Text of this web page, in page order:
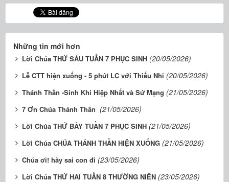
Những tin mới hơn
Lời Chúa THỨ SÁU TUẦN 7 PHỤC SINH (20/05/2026)
Lễ CTT hiện xuống - 5 phút LC với Thiếu Nhi (20/05/2026)
Thánh Thần -Sinh Khí Hiệp Nhất và Sứ Mạng (21/05/2026)
7 Ơn Chúa Thánh Thần (21/05/2026)
Lời Chúa THỨ BẢY TUẦN 7 PHỤC SINH (21/05/2026)
Lời Chúa CHÚA THÁNH THẦN HIỆN XUỐNG (21/05/2026)
Chúa ơi! hãy sai con đi (23/05/2026)
Lời Chúa THỨ HAI TUẦN 8 THƯỜNG NIÊN (23/05/2026)